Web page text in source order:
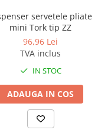
servetele pliate
mini Tork tip ZZ
96,96 Lei
TVA inclus
IN STOC
ADAUGA IN COS